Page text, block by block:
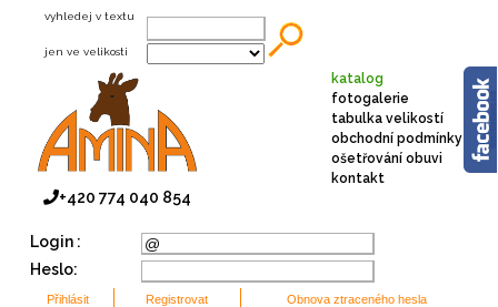
+420 774 040 854
vyhledej v textu
jen ve velikosti
Login :
Heslo:
katalog
fotogalerie
tabulka velikostí
obchodní podmínky
ošetřování obuvi
kontakt